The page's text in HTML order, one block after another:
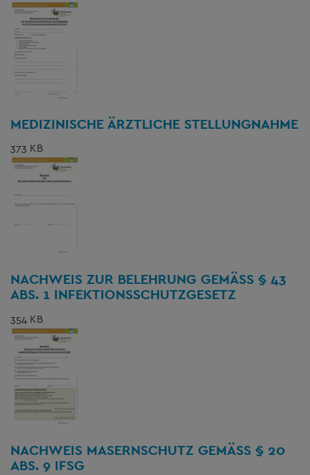
MEDIZINISCHE ÄRZTLICHE STELLUNGNAHME
373 KB
NACHWEIS ZUR BELEHRUNG GEMÄSS § 43 A
BS. 1 INFEKTIONSSCHUTZGESETZ
354 KB
NACHWEIS MASERNSCHUTZ GEMÄSS § 20 A
BS. 9 IFSG